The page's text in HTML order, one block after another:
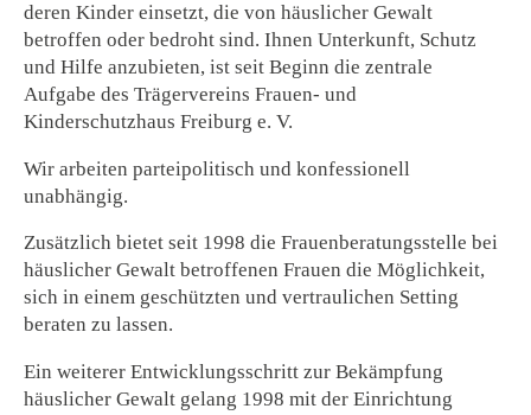
deren Kinder einsetzt, die von häuslicher Gewalt
betroffen oder bedroht sind. Ihnen Unterkunft, Schutz
und Hilfe anzubieten, ist seit Beginn die zentrale
Aufgabe des Trägervereins Frauen- und
Kinderschutzhaus Freiburg e. V.
Wir arbeiten parteipolitisch und konfessionell
unabhängig.
Zusätzlich bietet seit 1998 die Frauenberatungsstelle bei
häuslicher Gewalt betroffenen Frauen die Möglichkeit,
sich in einem geschützten und vertraulichen Setting
beraten zu lassen.
Ein weiterer Entwicklungsschritt zur Bekämpfung
häuslicher Gewalt gelang 1998 mit der Einrichtung